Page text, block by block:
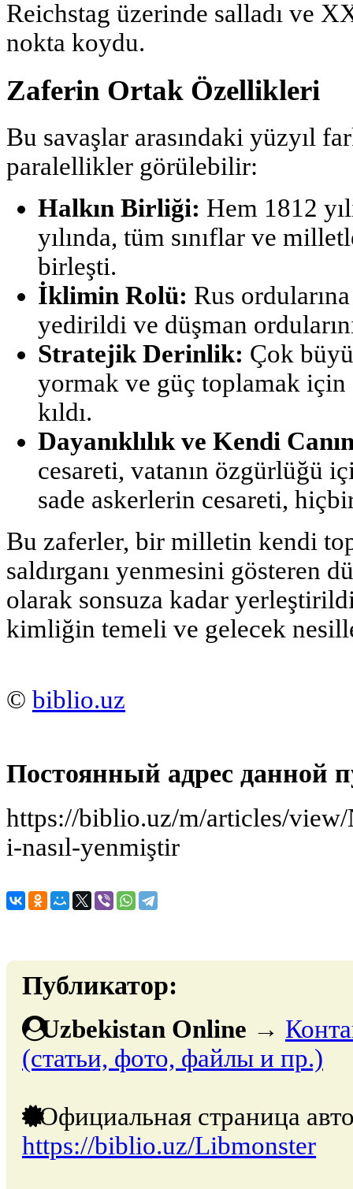
Reichstag üzerinde salladı ve
nokta koydu.
Zaferin Ortak Özellikleri
Bu savaşlar arasındaki yüzyıl
paralellikler görülebilir:
Halkın Birliği: Hem 1812
yılında, tüm sınıflar ve
birleşti.
İklimin Rolü: Rus
yedirildi ve düşman
Stratejik Derinlik: Çok
yormak ve güç toplamak
kıldı.
Dayanıklılık ve Kendi
cesareti, vatanın özgürlüğü
sade askerlerin cesareti,
Bu zaferler, bir milletin kendi
saldırganı yenmesini gösteren
olarak sonsuza kadar
kimliğin temeli ve gelecek
© biblio.uz
Постоянный адрес данной
https://biblio.uz/m/articles/
i-nasıl-yenmiştir
Публикатор:
Uzbekistan Online →
(статьи, фото, файлы и пр.)
Официальная страница
https://biblio.uz/Libmonster